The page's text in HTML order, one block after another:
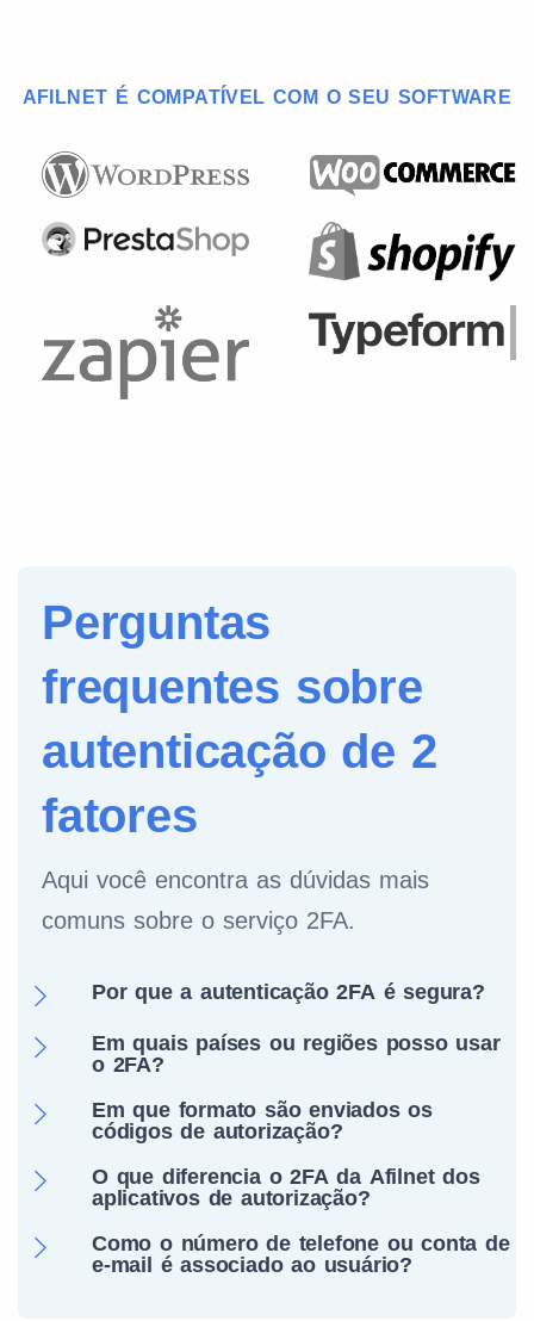
AFILNET É COMPATÍVEL COM O SEU SOFTWARE
Perguntas
frequentes sobre
autenticação de 2
fatores
Aqui você encontra as dúvidas mais
comuns sobre o serviço 2FA.
Por que a autenticação 2FA é segura?
Em quais países ou regiões posso usar
o 2FA?
Em que formato são enviados os
códigos de autorização?
O que diferencia o 2FA da Afilnet dos
aplicativos de autorização?
Como o número de telefone ou conta de
e-mail é associado ao usuário?